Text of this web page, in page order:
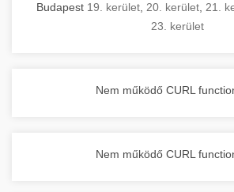
garancia, gyors szerviz és
támogatás biztosítja az Ön
Nagykonyhai berendezések
Budapest 19. kerület 20. kerület 21.
23. kerület
Nem működő CURL
Nem működő CURL